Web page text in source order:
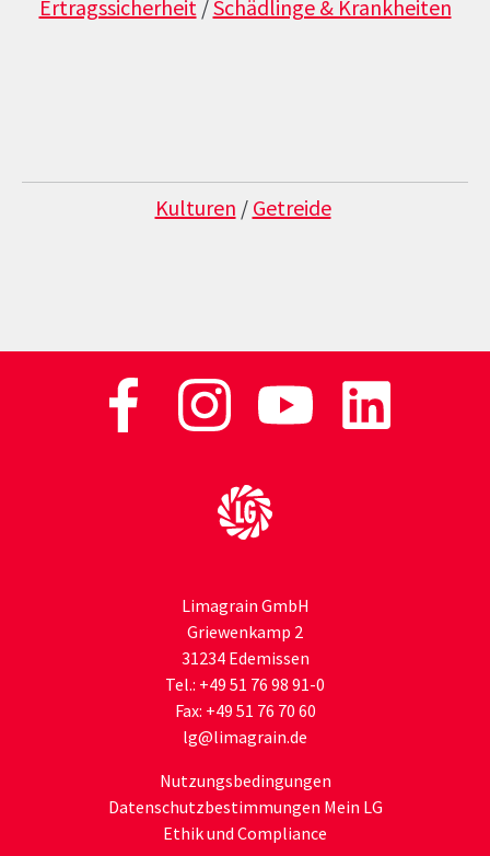
Ertragssicherheit/Schädlinge & Krankheiten
Kulturen / Getreide
Limagrain GmbH
Griewenkamp 2
31234 Edemissen
Tel.: +49 51 76 98 91-0
Fax: +49 51 76 70 60
lg@limagrain.de
Nutzungsbedingungen
Datenschutzbestimmungen Mein LG
Ethik und Compliance